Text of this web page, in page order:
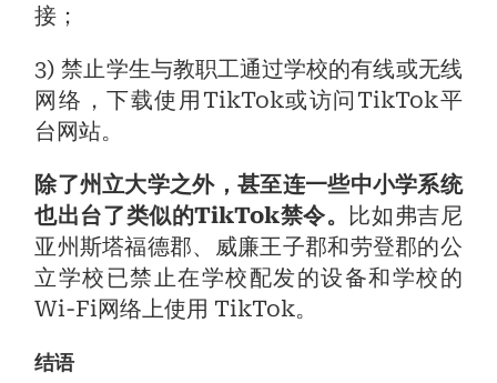
接；
3) 禁止学生与教职工通过学校的有线或无线
网络，下载使用TikTok或访问TikTok平
台网站。
除了州立大学之外，甚至连一些中小学系统
也出台了类似的TikTok禁令。
比如弗吉尼
亚州斯塔福德郡、威廉王子郡和劳登郡的公
立学校已禁止在学校配发的设备和学校的
Wi-Fi网络上使用 TikTok。
结语